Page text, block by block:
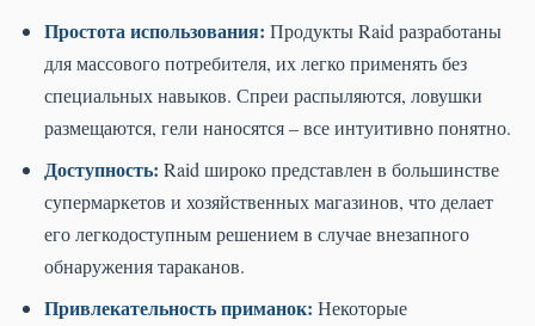
Простота использования: Продукты Raid разработаны
для массового потребителя, их легко применять без
специальных навыков. Спреи распыляются, ловушки
размещаются, гели наносятся – все интуитивно понятно.
Доступность: Raid широко представлен в большинстве
супермаркетов и хозяйственных магазинов, что делает
его легкодоступным решением в случае внезапного
обнаружения тараканов.
Привлекательность приманок: Некоторые